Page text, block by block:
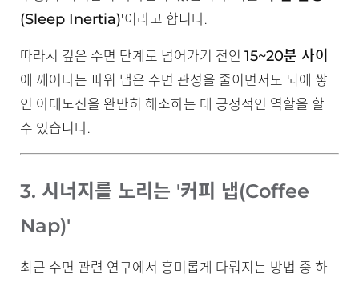
(Sleep Inertia)'이라고 합니다.
따라서 깊은 수면 단계로 넘어가기 전인 15~20분 사이
에 깨어나는 파워 냅은 수면 관성을 줄이면서도 뇌에 쌓
인 아데노신을 완만히 해소하는 데 긍정적인 역할을 할
수 있습니다.
3. 시너지를 노리는 '커피 냅(Coffee
Nap)'
최근 수면 관련 연구에서 흥미롭게 다뤄지는 방법 중 하